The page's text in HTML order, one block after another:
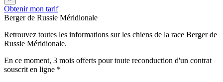
Obtenir mon tarif
Berger de Russie Méridionale
Retrouvez toutes les informations sur les chiens de la race Berger de
Russie Méridionale.
En ce moment, 3 mois offerts pour toute reconduction d'un contrat
souscrit en ligne *